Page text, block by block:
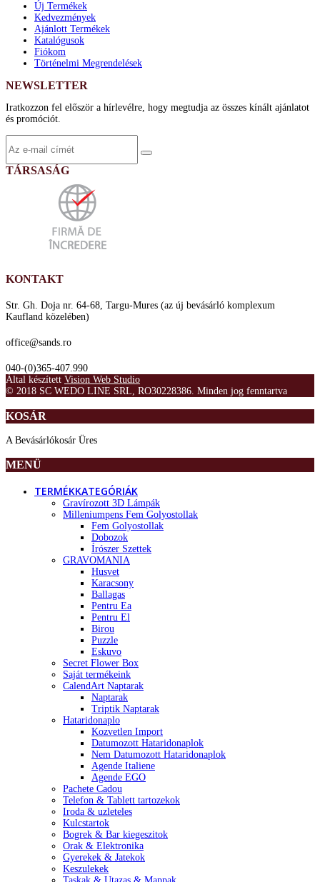
Új Termékek
Kedvezmények
Ajánlott Termékek
Katalógusok
Fiókom
Történelmi Megrendelések
NEWSLETTER
Iratkozzon fel először a hírlevélre, hogy megtudja az összes kínált ajánlatot
és promóciót.
TÁRSASÁG
KONTAKT
Str. Gh. Doja nr. 64-68, Targu-Mures (az új bevásárló komplexum
Kaufland közelében)
office@sands.ro
040-(0)365-407.990
Által készített Vision Web Studio
© 2018 SC WEDO LINE SRL, RO30228386. Minden jog fenntartva
KOSÁR
A Bevásárlókosár Üres
MENÜ
TERMÉKKATEGÓRIÁK
Gravírozott 3D Lámpák
Milleniumpens Fem Golyostollak
Fem Golyostollak
Dobozok
Írószer Szettek
GRAVOMANIA
Husvet
Karacsony
Ballagas
Pentru Ea
Pentru El
Birou
Puzzle
Eskuvo
Secret Flower Box
Saját termékeink
CalendArt Naptarak
Naptarak
Triptik Naptarak
Hataridonaplo
Kozvetlen Import
Datumozott Hataridonaplok
Nem Datumozott Hataridonaplok
Agende Italiene
Agende EGO
Pachete Cadou
Telefon & Tablett tartozekok
Iroda & uzleteles
Kulcstartok
Bogrek & Bar kiegeszitok
Orak & Elektronika
Gyerekek & Jatekok
Keszulekek